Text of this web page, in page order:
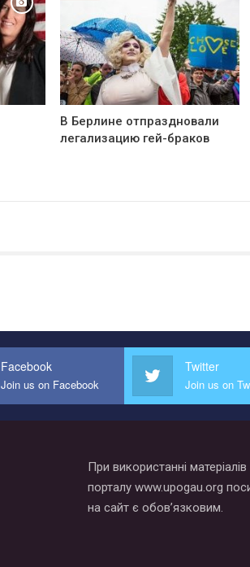
В Берлине отпраздновали
легализацию гей-браков
Facebook
Join us on Facebook
Twitter
Join us on
При використанні матеріалів
порталу www.upogau.org
на сайт є обов’язковим.